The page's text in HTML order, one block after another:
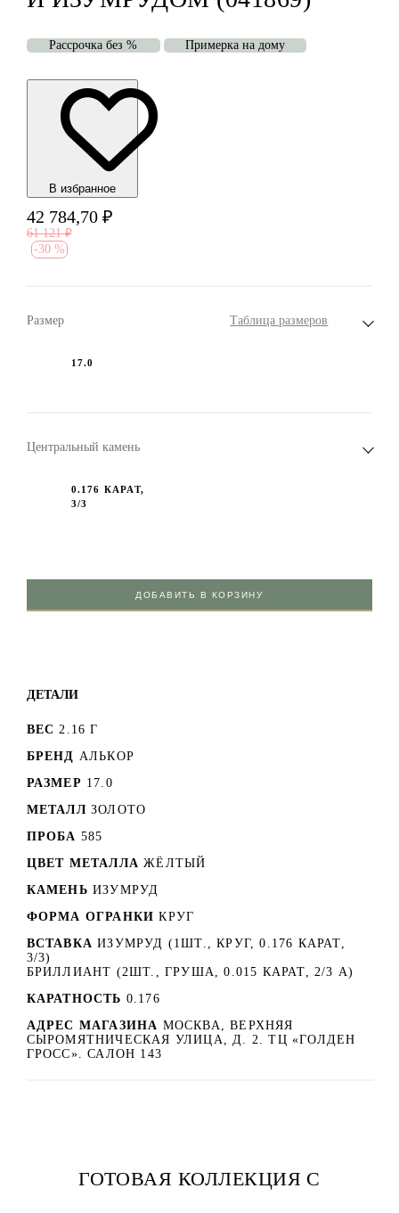
Рассрочка без % Примерка на дому
В избранноe
42 784,70 ₽
61 121 ₽
-30 %
Размер Таблица размеров
17.0
Центральный камень
0.176 КАРАТ,
3/3
ДОБАВИТЬ В КОРЗИНУ
ДЕТАЛИ
ВЕС 2.16 Г
БРЕНД АЛЬКОР
РАЗМЕР 17.0
МЕТАЛЛ ЗОЛОТО
ПРОБА 585
ЦВЕТ МЕТАЛЛА ЖЁЛТЫЙ
КАМЕНЬ ИЗУМРУД
ФОРМА ОГРАНКИ КРУГ
ВСТАВКА ИЗУМРУД (1ШТ., КРУГ, 0.176 КАРАТ,
3/3)
БРИЛЛИАНТ (2ШТ., ГРУША, 0.015 КАРАТ, 2/3 А)
КАРАТНОСТЬ 0.176
АДРЕС МАГАЗИНА МОСКВА, ВЕРХНЯЯ
СЫРОМЯТНИЧЕСКАЯ УЛИЦА, Д. 2. ТЦ «ГОЛДЕН
ГРОСС». САЛОН 143
ГОТОВАЯ КОЛЛЕКЦИЯ С